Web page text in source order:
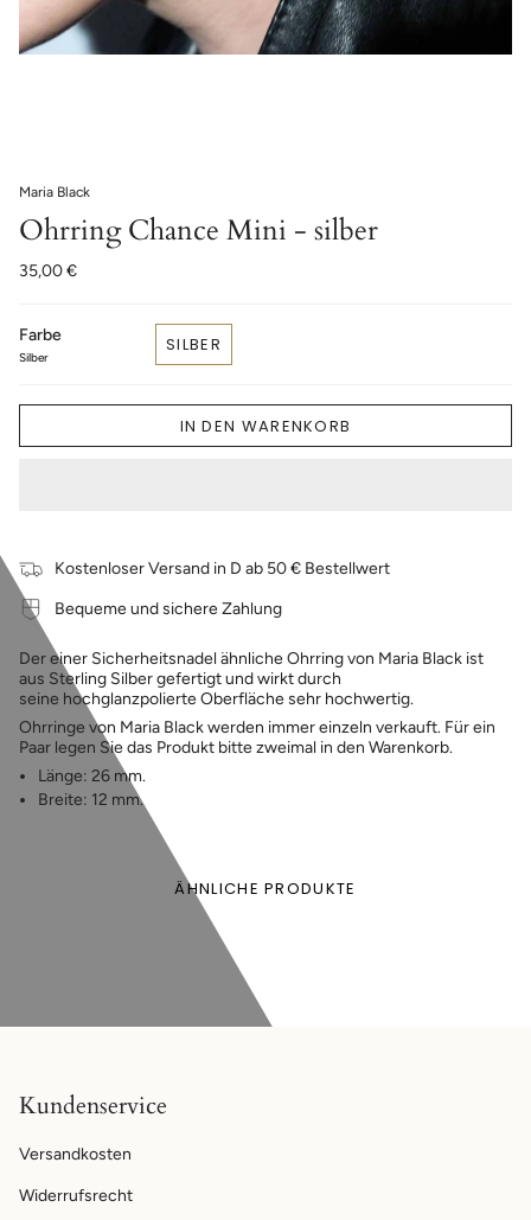
Maria Black
Ohrring Chance Mini - silber
35,00 €
Farbe
Silber
SILBER
IN DEN WARENKORB
Kostenloser Versand in D ab 50 € Bestellwert
Bequeme und sichere Zahlung
Der einer Sicherheitsnadel ähnliche Ohrring von Maria Black ist
aus Sterling Silber gefertigt und wirkt durch
seine hochglanzpolierte Oberfläche sehr hochwertig.
Ohrringe von Maria Black werden immer einzeln verkauft. Für ein
Paar legen Sie das Produkt bitte zweimal in den Warenkorb.
Länge: 26 mm.
Breite: 12 mm.
ÄHNLICHE PRODUKTE
Kundenservice
Versandkosten
Widerrufsrecht